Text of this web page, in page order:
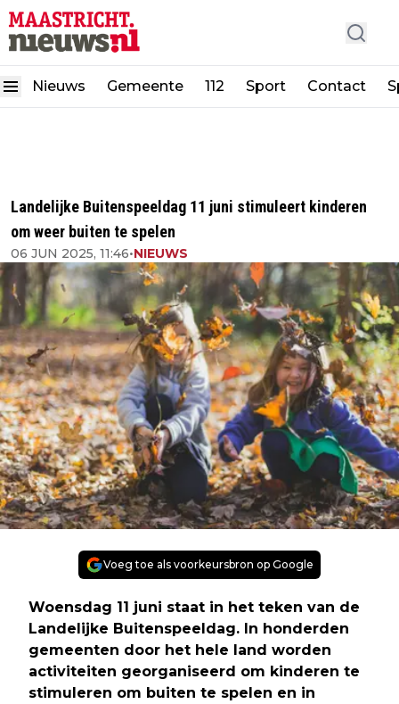
Nieuws Gemeente 112 Sport Contact
Landelijke Buitenspeeldag 11 juni stimuleert kinderen
om weer buiten te spelen
06 JUN 2025, 11:46•NIEUWS
Voeg toe als voorkeursbron op Google
Woensdag 11 juni staat in het teken van de
Landelijke Buitenspeeldag. In honderden
gemeenten door het hele land worden
activiteiten georganiseerd om kinderen te
stimuleren om buiten te spelen en in